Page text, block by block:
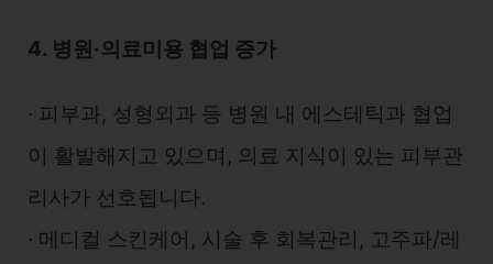
4. 병원·의료미용 협업 증가
∙ 피부과, 성형외과 등 병원 내 에스테틱과 협업
이 활발해지고 있으며, 의료 지식이 있는 피부관
리사가 선호됩니다.
∙ 메디컬 스킨케어, 시술 후 회복관리, 고주파/레